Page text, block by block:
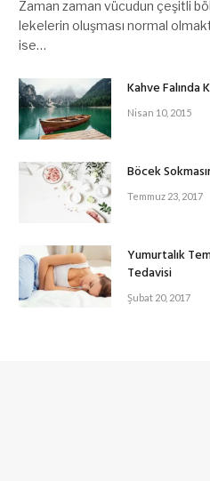
Zaman zaman vücudun çeşitli
lekelerin oluşması normal
ise…
Kahve Falında
Nisan 10, 2015
Böcek
Temmuz 23, 2017
Yumurtalık
Tedavisi
Şubat 20, 2017